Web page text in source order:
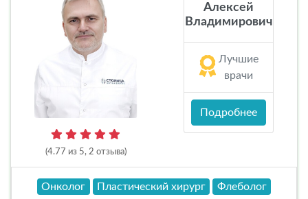
(4.77 из 5, 2 отзыва)
Алексей
Владимирович
Лучшие
врачи
Подробнее
Онколог Пластический хирург
Флеболог